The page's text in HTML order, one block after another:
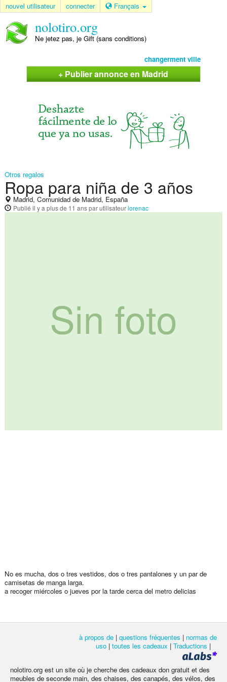
nouvel utilisateur connecter Français
nolotiro.org
Ne jetez pas, je Gift (sans conditions)
changerment ville
+ Publier annonce en Madrid
Otros regalos
Ropa para niña de 3 años
Madrid, Comunidad de Madrid, España
Publié il y a plus de 11 anspar utilisateurlorenac
No es mucha, dos o tres vestidos, dos o tres pantalones y un par de
camisetas de manga larga.
a recoger miércoles o jueves por la tarde cerca del metro delicias
à propos de | questions fréquentes | normas de
uso | toutes les cadeaux | Traductions |
nolotiro.org est un site où je cherche des cadeaux don gratuit et des
meubles de seconde main, des chaises, des canapés, des vélos, des